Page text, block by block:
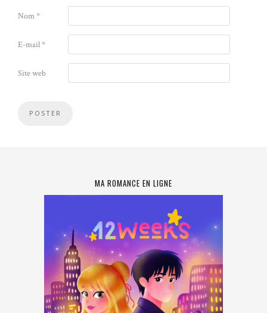
Nom*
E-mail*
Site web
MA ROMANCE EN LIGNE